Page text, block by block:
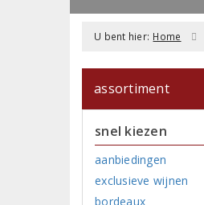
U bent hier: Home
assortiment
snel kiezen
aanbiedingen
exclusieve wijnen
bordeaux